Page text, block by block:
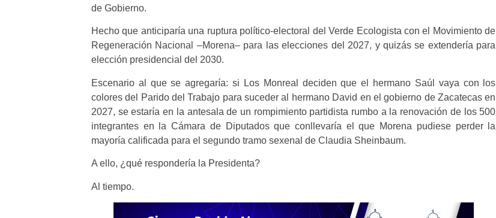
de Gobierno.
Hecho que anticiparía una ruptura político-electoral del Verde Ecologista con el Movimiento de
Regeneración Nacional –Morena– para las elecciones del 2027, y quizás se extendería para
elección presidencial del 2030.
Escenario al que se agregaría: si Los Monreal deciden que el hermano Saúl vaya con los
colores del Parido del Trabajo para suceder al hermano David en el gobierno de Zacatecas en
2027, se estaría en la antesala de un rompimiento partidista rumbo a la renovación de los 500
integrantes en la Cámara de Diputados que conllevaría el que Morena pudiese perder la
mayoría calificada para el segundo tramo sexenal de Claudia Sheinbaum.
A ello, ¿qué respondería la Presidenta?
Al tiempo.